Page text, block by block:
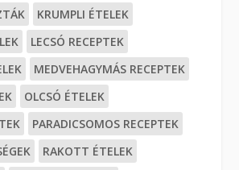
KRUMPLI ÉTELEK
LECSÓ RECEPTEK
MEDVEHAGYMÁS RECEPTEK
OLCSÓ ÉTELEK
PARADICSOMOS RECEPTEK
RAKOTT ÉTELEK